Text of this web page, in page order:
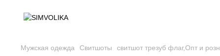
Мужская одежда Свитшоты свитшот трезуб флаг,Опт и